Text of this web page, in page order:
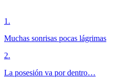
1 .
Muchas sonrisas pocas lágrimas
2.
La posesión va por dentro…